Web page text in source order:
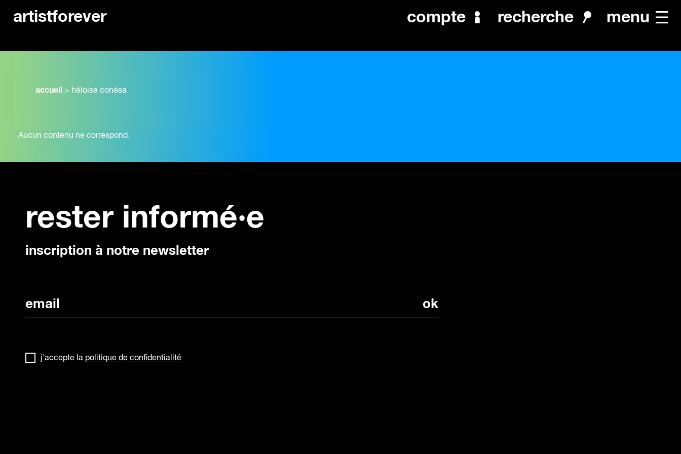
artistforever compte recherche menu
accueil > héloise conésa
Aucun contenu ne correspond.
rester informé·e
inscription à notre newsletter
j'accepte la politique de confidentialité